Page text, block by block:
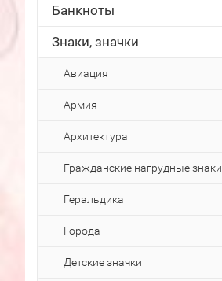
Банкноты
Знаки, значки
Авиация
Армия
Архитектура
Гражданские нагрудные знаки
Геральдика
Города
Детские значки